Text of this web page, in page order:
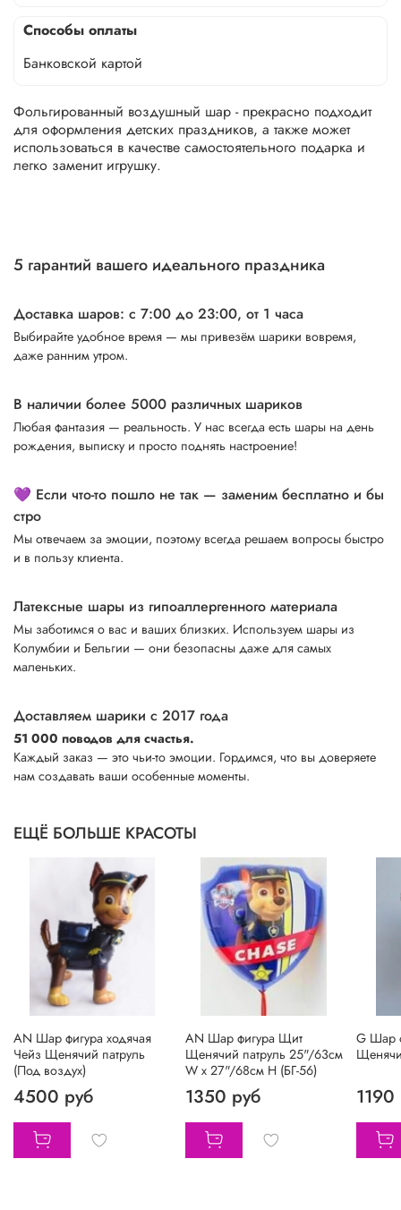
Способы оплаты
Банковской картой
Фольгированный воздушный шар - прекрасно подходит
для оформления детских праздников, а также может
использоваться в качестве самостоятельного подарка и
легко заменит игрушку.
5 гарантий вашего идеального праздника
Доставка шаров: с 7:00 до 23:00, от 1 часа
Выбирайте удобное время — мы привезём шарики вовремя,
даже ранним утром.
В наличии более 5000 различных шариков
Любая фантазия — реальность. У нас всегда есть шары на день
рождения, выписку и просто поднять настроение!
💜 Если что-то пошло не так — заменим бесплатно и бы
стро
Мы отвечаем за эмоции, поэтому всегда решаем вопросы быстро
и в пользу клиента.
Латексные шары из гипоаллергенного материала
Мы заботимся о вас и ваших близких. Используем шары из
Колумбии и Бельгии — они безопасны даже для самых
маленьких.
Доставляем шарики с 2017 года
51 000 поводов для счастья.
Каждый заказ — это чьи-то эмоции. Гордимся, что вы доверяете
нам создавать ваши особенные моменты.
ЕЩЁ БОЛЬШЕ КРАСОТЫ
АN Шар фигура ходячая
Чейз Щенячий патруль
(Под воздух)
4500 руб
AN Шар фигура Щит
Щенячий патруль 25"/63см
W х 27"/68см H (БГ-56)
1350 руб
G Шар
1190